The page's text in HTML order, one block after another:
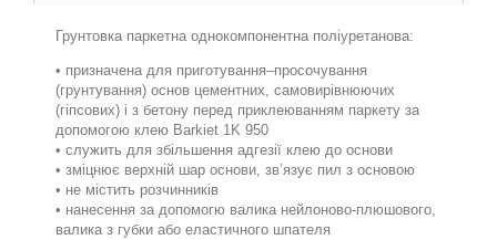
Грунтовка паркетна однокомпонентна поліуретанова:
• призначена для приготування–просочування
(грунтування) основ цементних, самовирівнюючих
(гіпсових) і з бетону перед приклеюванням паркету за
допомогою клею Barkiet 1K 950
• служить для збільшення адгезії клею до основи
• зміцнює верхній шар основи, зв’язує пил з основою
• не містить розчинників
• нанесення за допомогю валика нейлоново-плюшового,
валика з губки або еластичного шпателя